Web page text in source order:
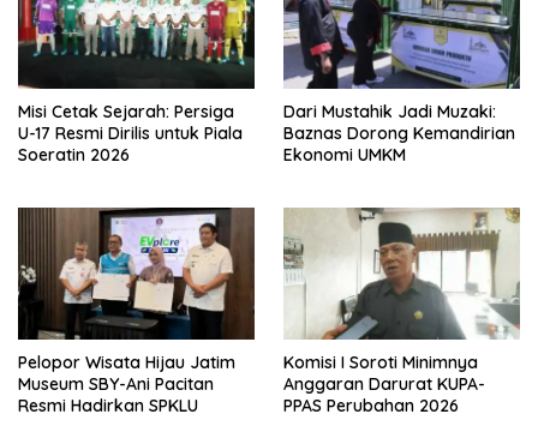
Misi Cetak Sejarah: Persiga
U-17 Resmi Dirilis untuk Piala
Soeratin 2026
Dari Mustahik Jadi Muzaki:
Baznas Dorong Kemandirian
Ekonomi UMKM
Pelopor Wisata Hijau Jatim
Museum SBY-Ani Pacitan
Resmi Hadirkan SPKLU
Komisi I Soroti Minimnya
Anggaran Darurat KUPA-
PPAS Perubahan 2026